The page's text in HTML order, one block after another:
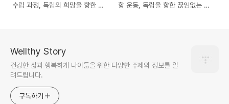
수립 과정, 독립의 희망을 향한 발
항 운동, 독립을 향한 끊임없는 투
Wellthy Story
건강한 삶과 행복하게 나이듦을 위한 다양한 주제의 정보를 알
려드립니다.
구독하기